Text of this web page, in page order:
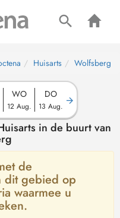
Huisarts Wolfsberg
WO
12 Aug.
DO
13 Aug.
in de buurt van
de
dit gebied op
waarmee u